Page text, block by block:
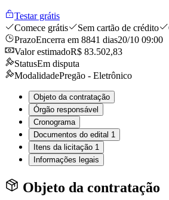
Testar grátis
Comece grátis
Sem cartão de crédito
PrazoEncerra em 8841 dias20/10 09:00
Valor estimadoR$ 83.502,83
StatusEm disputa
ModalidadePregão - Eletrônico
Objeto da contratação
Órgão responsável
Cronograma
Documentos do edital 1
Itens da licitação 1
Informações legais
Objeto da contratação